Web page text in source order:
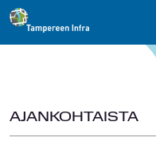
AJANKOHTAISTA